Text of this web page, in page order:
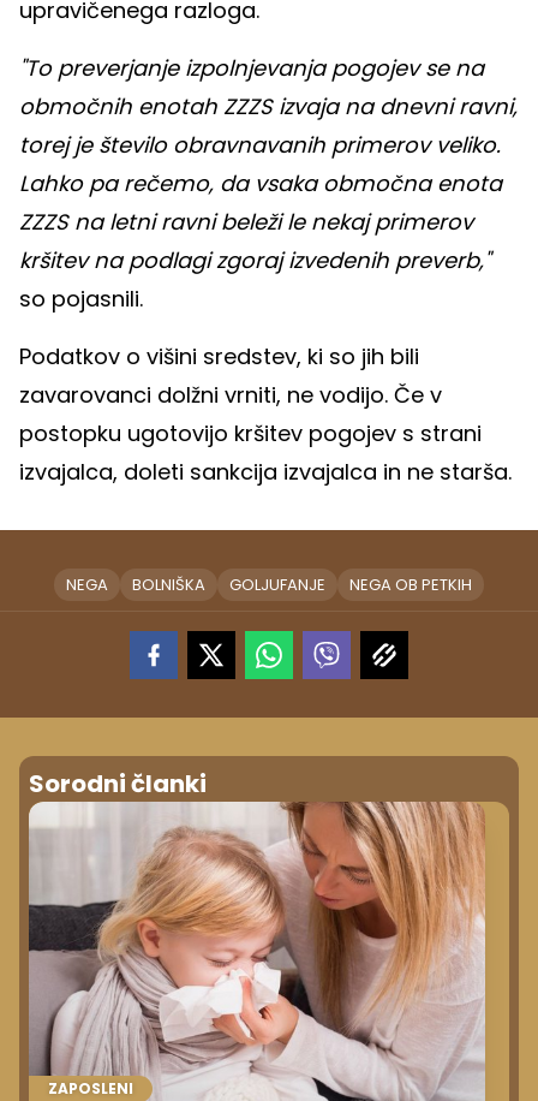
upravičenega razloga.
"To preverjanje izpolnjevanja pogojev se na
območnih enotah ZZZS izvaja na dnevni ravni,
torej je število obravnavanih primerov veliko.
Lahko pa rečemo, da vsaka območna enota
ZZZS na letni ravni beleži le nekaj primerov
kršitev na podlagi zgoraj izvedenih preverb,"
so pojasnili.
Podatkov o višini sredstev, ki so jih bili
zavarovanci dolžni vrniti, ne vodijo. Če v
postopku ugotovijo kršitev pogojev s strani
izvajalca, doleti sankcija izvajalca in ne starša.
NEGA BOLNIŠKA GOLJUFANJE NEGA OB PETKIH
Sorodni članki
ZAPOSLENI